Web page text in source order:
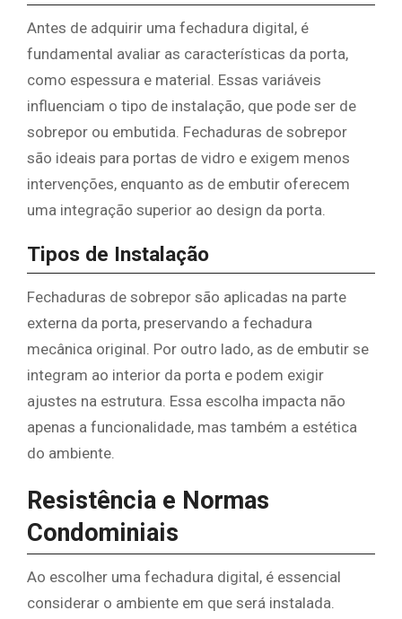
Antes de adquirir uma fechadura digital, é
fundamental avaliar as características da porta,
como espessura e material. Essas variáveis
influenciam o tipo de instalação, que pode ser de
sobrepor ou embutida. Fechaduras de sobrepor
são ideais para portas de vidro e exigem menos
intervenções, enquanto as de embutir oferecem
uma integração superior ao design da porta.
Tipos de Instalação
Fechaduras de sobrepor são aplicadas na parte
externa da porta, preservando a fechadura
mecânica original. Por outro lado, as de embutir se
integram ao interior da porta e podem exigir
ajustes na estrutura. Essa escolha impacta não
apenas a funcionalidade, mas também a estética
do ambiente.
Resistência e Normas
Condominiais
Ao escolher uma fechadura digital, é essencial
considerar o ambiente em que será instalada.